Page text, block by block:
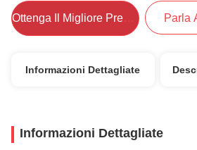
Ottenga Il Migliore Prezzo Parla
Informazioni Dettagliate
Informazioni Dettagliate